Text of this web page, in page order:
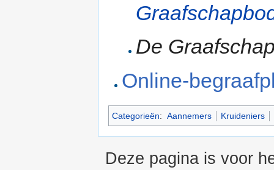
De
Online-
Categorieën: Aannemers Kruideniers
Deze pagina is voor